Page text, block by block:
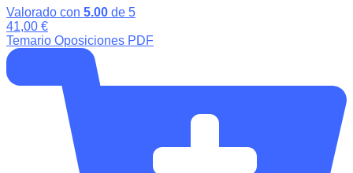
Valorado con 5.00 de 5
41,00 €
Temario Oposiciones PDF